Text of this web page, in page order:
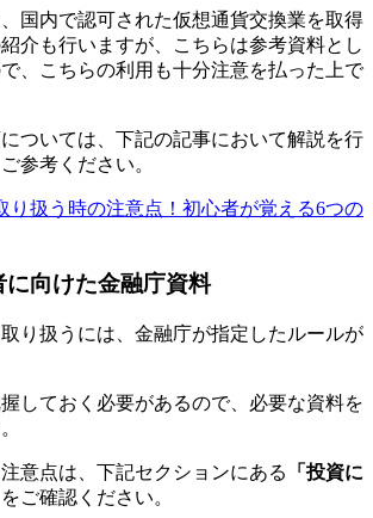
国内で認可された仮想通貨交換業を取得
介も行いますが、こちらは参考資料とし
、こちらの利用も十分注意を払った上で
ついては、下記の記事において解説を行
参考ください。
り扱う時の注意点！初心者が覚える6つの
向けた金融庁資料
り扱うには、金融庁が指定したルールが
しておく必要があるので、必要な資料を
意点は、下記セクションにある
「投資に
をご確認ください。